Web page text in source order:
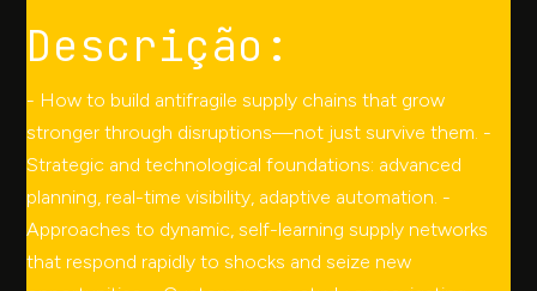
Descrição:
- How to build antifragile supply chains that grow
stronger through disruptions—not just survive them. -
Strategic and technological foundations: advanced
planning, real-time visibility, adaptive automation. -
Approaches to dynamic, self-learning supply networks
that respond rapidly to shocks and seize new